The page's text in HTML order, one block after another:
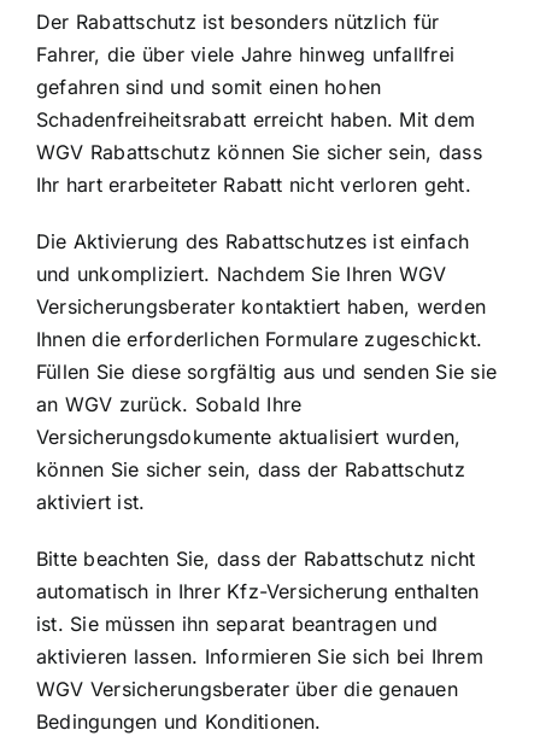
Der Rabattschutz ist besonders nützlich für
Fahrer, die über viele Jahre hinweg unfallfrei
gefahren sind und somit einen hohen
Schadenfreiheitsrabatt erreicht haben. Mit dem
WGV Rabattschutz können Sie sicher sein, dass
Ihr hart erarbeiteter Rabatt nicht verloren geht.
Die Aktivierung des Rabattschutzes ist einfach
und unkompliziert. Nachdem Sie Ihren WGV
Versicherungsberater kontaktiert haben, werden
Ihnen die erforderlichen Formulare zugeschickt.
Füllen Sie diese sorgfältig aus und senden Sie sie
an WGV zurück. Sobald Ihre
Versicherungsdokumente aktualisiert wurden,
können Sie sicher sein, dass der Rabattschutz
aktiviert ist.
Bitte beachten Sie, dass der Rabattschutz nicht
automatisch in Ihrer Kfz-Versicherung enthalten
ist. Sie müssen ihn separat beantragen und
aktivieren lassen. Informieren Sie sich bei Ihrem
WGV Versicherungsberater über die genauen
Bedingungen und Konditionen.